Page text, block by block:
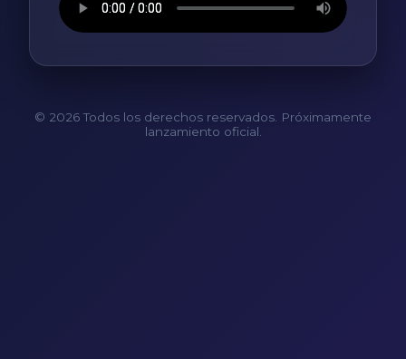
© 2026 Todos los derechos reservados. Próximamente
lanzamiento oficial.